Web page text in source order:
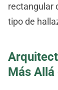
rectangular
tipo de
Más